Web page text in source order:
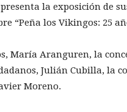
la exposición de
“Peña los Vikingos: 25
María Aranguren, la
Julián Cubilla, la
Moreno.